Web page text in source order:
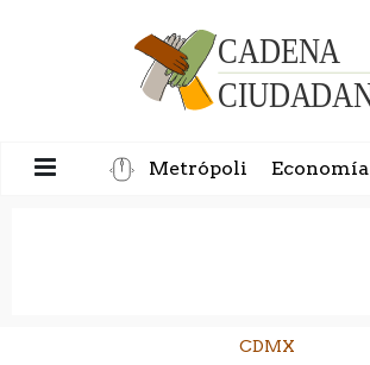
Metrópoli Economía
CDMX